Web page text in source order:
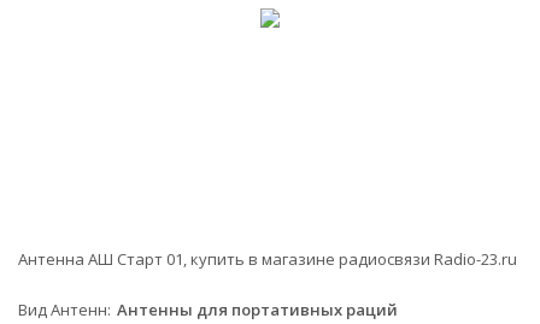
Антенна АШ Старт 01, купить в магазине радиосвязи Radio-23.ru
Вид Антенн Антенны для портативных раций